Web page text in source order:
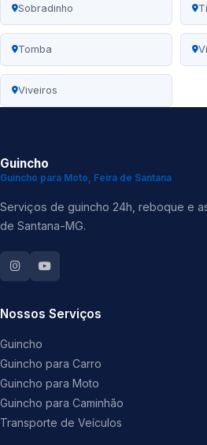
Sobradinho
Tomba
Viveiros
Guincho
Guincho para Moto, Feira de Santana
Serviços de guincho 24h, reboque e
de Santana-MG.
Nossos Serviços
Guincho
Guincho para Carro
Guincho para Moto
Guincho para Caminhão
Transporte de Veículos